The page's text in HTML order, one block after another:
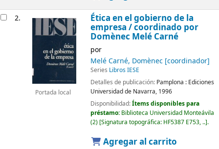
2.
Portada local
Ética en el gobierno de la
empresa /coordinado por
Domènec Melé Carné
por
Melé Carné, Domènec[coordinador]
Series Libros IESE
Detalles de publicación: Pamplona : Ediciones
Universidad de Navarra, 1996
Disponibilidad:Ítems disponibles para
préstamo: Biblioteca Universidad Monteávila
(2) Signatura topográfica: HF5387 E753, .. .
Agregar al carrito